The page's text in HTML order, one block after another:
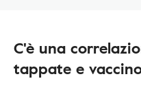
C'è una
tappate e